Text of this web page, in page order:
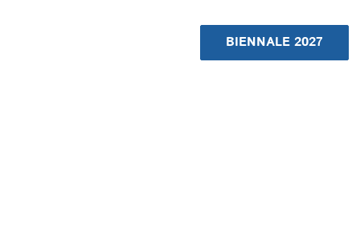
BIENNALE 2027